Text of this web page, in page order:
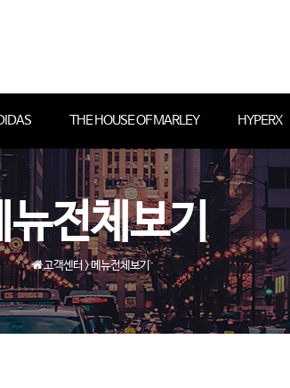
THE HOUSE OF MARLEY HYPERX
뉴전체보기
고객센터 > 메뉴전체보기